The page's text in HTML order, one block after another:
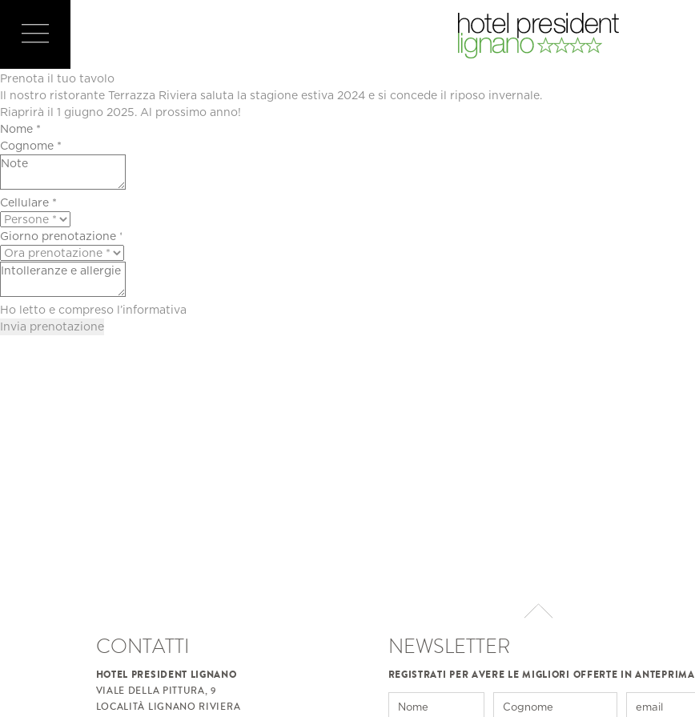
TERRAZZA RIVIERA
Prenota il tuo tavolo
Il nostro ristorante Terrazza Riviera saluta la stagione estiva 2024 e si concede il riposo invernale.
Riaprirà il 1 giugno 2025. Al prossimo anno!
Ho letto e compreso l’informativa
CONTATTI
HOTEL PRESIDENT LIGNANO
VIALE DELLA PITTURA, 9
LOCALITÀ LIGNANO RIVIERA
NEWSLETTER
REGISTRATI PER AVERE LE MIGLIORI OFFERTE IN ANTEPRIMA